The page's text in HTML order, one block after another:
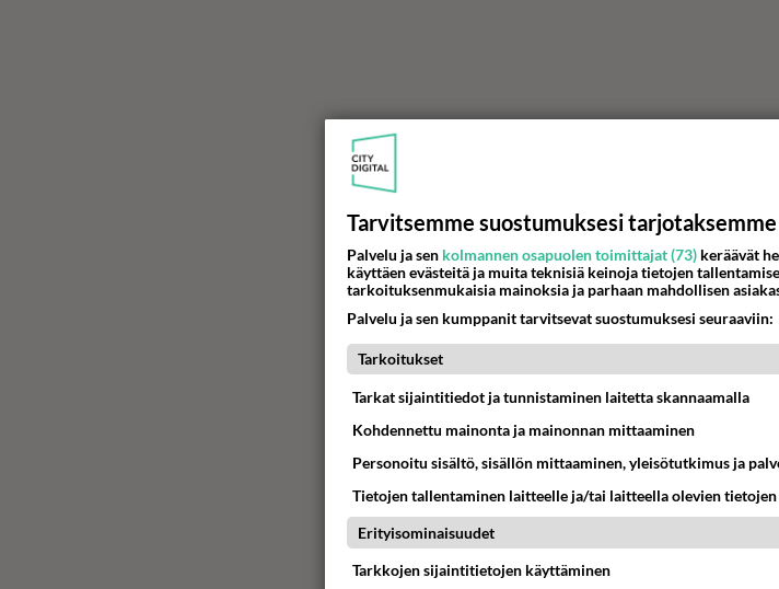
Tarvitsemme suostumuksesi
Palvelu ja sen kolmannen osapuolen toimittajat (73) keräävät
käyttäen evästeitä ja muita teknisiä keinoja tietojen
tarkoituksenmukaisia mainoksia ja parhaan mahdollisen
Palvelu ja sen kumppanit tarvitsevat suostumuksesi seuraaviin:
Tarkoitukset
Tarkat sijaintitiedot ja tunnistaminen laitetta skannaamalla
Kohdennettu mainonta ja mainonnan mittaaminen
Personoitu sisältö, sisällön mittaaminen, yleisötutkimus ja
Tietojen tallentaminen laitteelle ja/tai laitteella olevien
Erityisominaisuudet
Tarkkojen sijaintitietojen käyttäminen